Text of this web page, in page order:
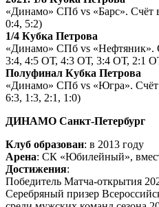
«Динамо» СПб vs «Барс». Счёт
0:4, 5:2)
1/4 Кубка Петрова
«Динамо» СПб vs «Нефтяник».
3:4, 4:5 ОТ, 4:3 ОТ, 3:4 ОТ, 2:1
Полуфинал Кубка Петрова
«Динамо» СПб vs «Югра». Счёт
6:3, 1:3, 2:1, 1:0)
ДИНАМО Санкт-Петербург
Клуб образован: в 2013 году
Арена: СК «Юбилейный»,
Достижения:
Победитель Матча-открытия
Серебряный призер